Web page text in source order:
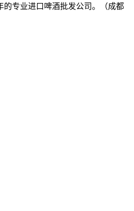
的专业进口啤酒批发公司。（成都